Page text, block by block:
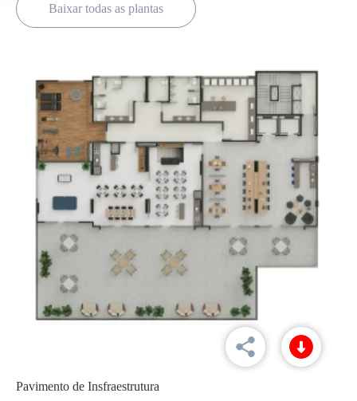
Baixar todas as plantas
Pavimento de Insfraestrutura